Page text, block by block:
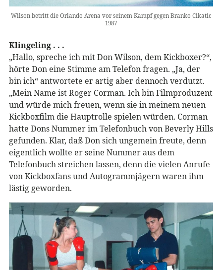
Wilson betritt die Orlando Arena vor seinem Kampf gegen Branko Cikatic
1987
Klingeling . . .
„Hallo, spreche ich mit Don Wilson, dem Kickboxer?“,
hörte Don eine Stimme am Telefon fragen. „Ja, der
bin ich“ antwortete er artig aber dennoch verdutzt.
„Mein Name ist Roger Corman. Ich bin Filmproduzent
und würde mich freuen, wenn sie in meinem neuen
Kickboxfilm die Hauptrolle spielen würden. Corman
hatte Dons Nummer im Telefonbuch von Beverly Hills
gefunden. Klar, daß Don sich ungemein freute, denn
eigentlich wollte er seine Nummer aus dem
Telefonbuch streichen lassen, denn die vielen Anrufe
von Kickboxfans und Autogrammjägern waren ihm
lästig geworden.